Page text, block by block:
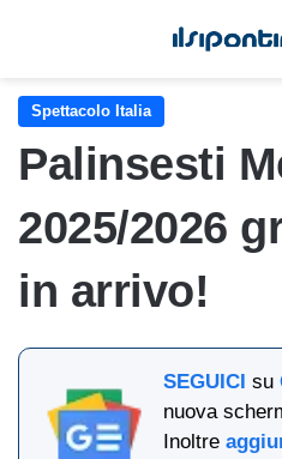
Spettacolo Italia
Palinsesti
2025/2026
in arrivo!
SEGUICI su
nuova
Inoltre